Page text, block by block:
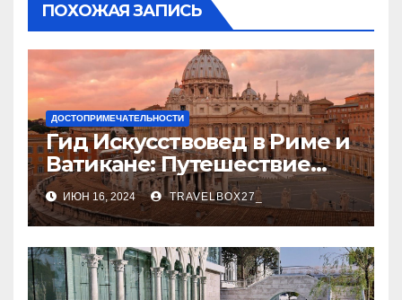
ПОХОЖАЯ ЗАПИСЬ
ДОСТОПРИМЕЧАТЕЛЬНОСТИ
Гид Искусствовед в Риме и
Ватикане: Путешествие
Сквозь Века Искусства
ИЮН 16, 2024 TRAVELBOX27_